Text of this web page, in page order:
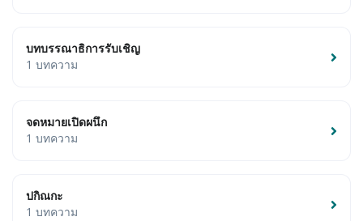
บทบรรณาธิการรับเชิญ
1 บทความ
จดหมายเปิดผนึก
1 บทความ
ปกิณกะ
1 บทความ